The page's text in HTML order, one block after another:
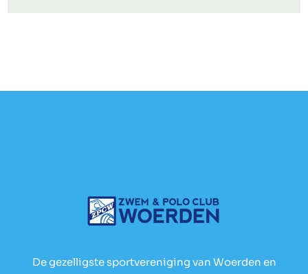
De gezelligste sportvereniging van Woerden en